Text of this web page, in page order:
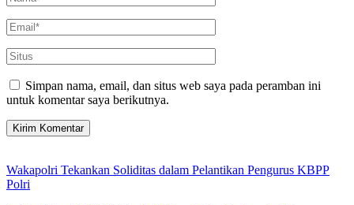
Simpan nama, email, dan situs web saya pada peramban ini
untuk komentar saya berikutnya.
Wakapolri Tekankan Soliditas dalam Pelantikan Pengurus KBPP
Polri